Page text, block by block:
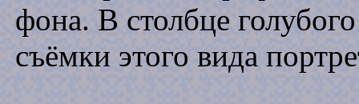
фона. В столбце
съёмки этого вида